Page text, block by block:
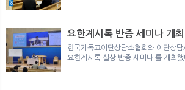
요한계시록 반증 세미나 개최
한국기독교이단상담소협회와 이단상
요한계시록 실상 반증 세미나'를 개최